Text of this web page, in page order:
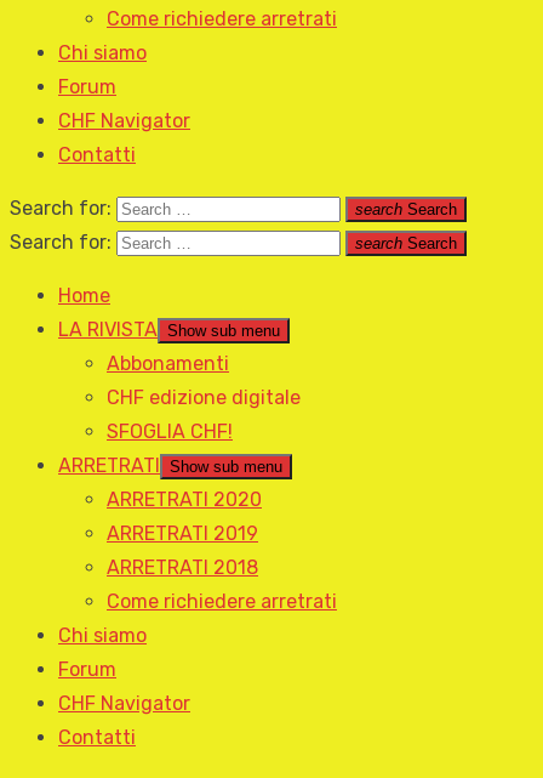
Come richiedere arretrati
Chi siamo
Forum
CHF Navigator
Contatti
Search for: search Search
Search for: search Search
Home
LA RIVISTA Show sub menu
Abbonamenti
CHF edizione digitale
SFOGLIA CHF!
ARRETRATI
Show sub menu
ARRETRATI 2020
ARRETRATI 2019
ARRETRATI 2018
Come richiedere arretrati
Chi siamo
Forum
CHF Navigator
Contatti